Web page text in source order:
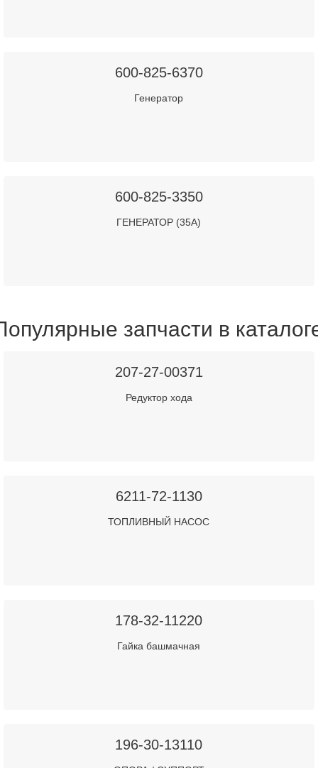
600-825-6370
Генератор
600-825-3350
ГЕНЕРАТОР (35А)
запчасти в
207-27-00371
Редуктор хода
6211-72-1130
ТОПЛИВНЫЙ НАСОС
178-32-11220
Гайка башмачная
196-30-13110